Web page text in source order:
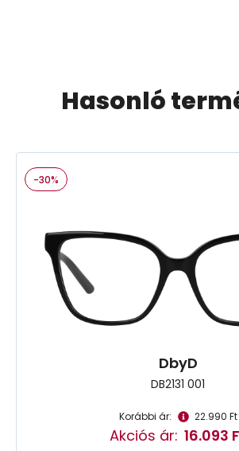
Hasonló
-30%
DbyD
DB2131 001
Korábbi ár: 22.990 Ft
Akciós ár: 16.093